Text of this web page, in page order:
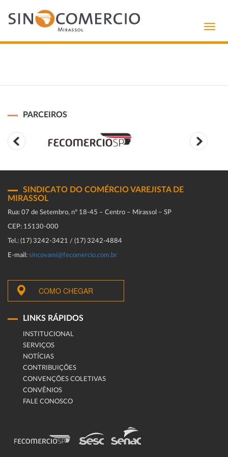
PARCEIROS
SINDICATO DO COMÉRCIO VAREJISTA DE
MIRASSOL
Rua: 07 de Setembro, n° 18-45 – Centro – Mirassol – SP
CEP: 15130-000
Tel.: (17) 3242-3421 / (17) 3242-4884
E-mail: sincovami@fecomercio.com.br
COMO CHEGAR
LINKS RÁPIDOS
INSTITUCIONAL
SERVIÇOS
NOTÍCIAS
CONTRIBUIÇÕES
CONVENÇÕES COLETIVAS
CONVÊNIOS
FALE CONOSCO